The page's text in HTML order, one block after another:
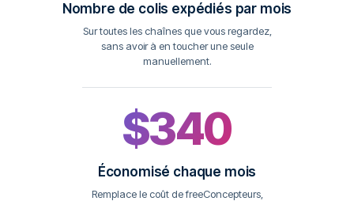
Nombre de colis expédiés par mois
Sur toutes les chaînes que vous regardez,
sans avoir à en toucher une seule
manuellement.
$340
Économisé chaque mois
Remplace le coût de freeConcepteurs,